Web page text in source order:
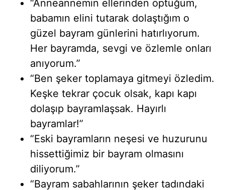
“Anneannemin ellerinden öptüğüm,
babamın elini tutarak dolaştığım o
güzel bayram günlerini hatırlıyorum.
Her bayramda, sevgi ve özlemle onları
anıyorum.”
“Ben şeker toplamaya gitmeyi özledim.
Keşke tekrar çocuk olsak, kapı kapı
dolaşıp bayramlaşsak. Hayırlı
bayramlar!”
“Eski bayramların neşesi ve huzurunu
hissettiğimiz bir bayram olmasını
diliyorum.”
“Bayram sabahlarının şeker tadındaki